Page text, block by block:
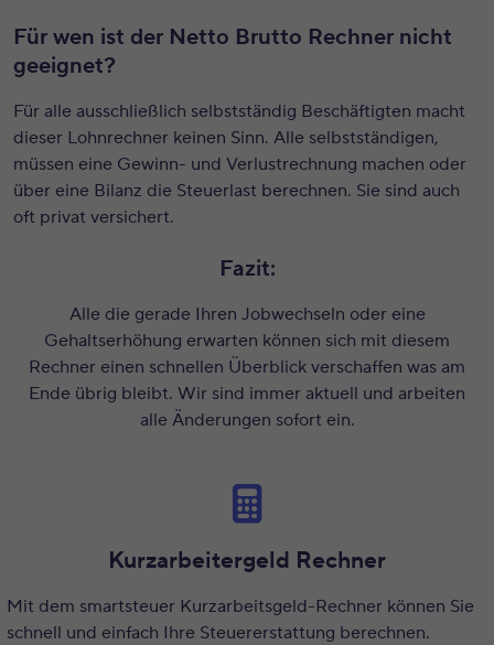
Für wen ist der Netto Brutto Rechner nicht
geeignet?
Für alle ausschließlich selbstständig Beschäftigten macht
dieser Lohnrechner keinen Sinn. Alle selbstständigen,
müssen eine Gewinn- und Verlustrechnung machen oder
über eine Bilanz die Steuerlast berechnen. Sie sind auch
oft privat versichert.
Fazit:
Alle die gerade Ihren Jobwechseln oder eine
Gehaltserhöhung erwarten können sich mit diesem
Rechner einen schnellen Überblick verschaffen was am
Ende übrig bleibt. Wir sind immer aktuell und arbeiten
alle Änderungen sofort ein.
Kurzarbeitergeld Rechner
Mit dem smartsteuer Kurzarbeitsgeld-Rechner können Sie
schnell und einfach Ihre Steuererstattung berechnen.